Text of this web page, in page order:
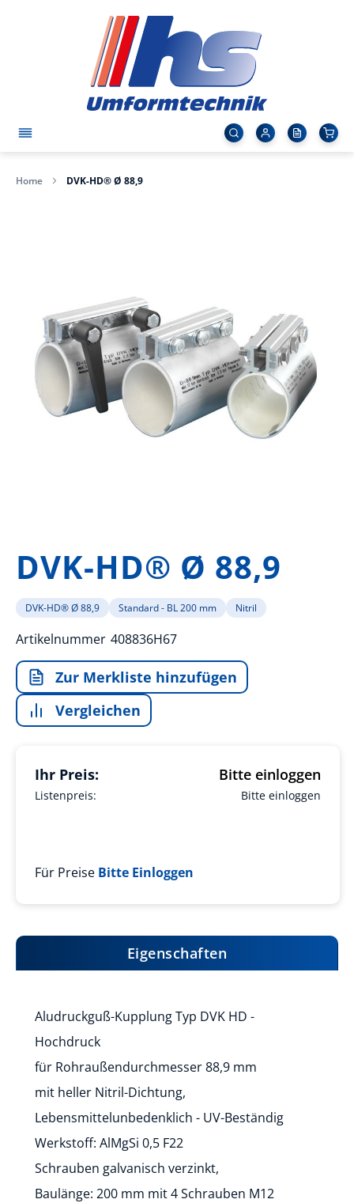
Home DVK-HD® Ø 88,9
der
Bildergalerie
springen
DVK-HD® Ø 88,9
DVK-HD® Ø 88,9 Standard - BL 200 mm Nitril
Artikelnummer 408836H67
Zur Merkliste hinzufügen
Vergleichen
Listenpreis: Bitte einloggen
Ihr Preis: Bitte einloggen
Für Preise Bitte Einloggen
Eigenschaften
Aludruckguß-Kupplung Typ DVK HD -
Hochdruck
für Rohraußendurchmesser 88,9 mm
mit heller Nitril-Dichtung,
Lebensmittelunbedenklich - UV-Beständig
Werkstoff: AlMgSi 0,5 F22
Schrauben galvanisch verzinkt,
Baulänge: 200 mm mit 4 Schrauben M12